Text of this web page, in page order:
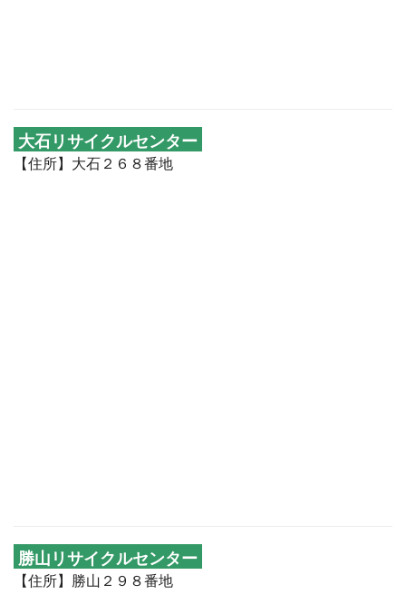
大石リサイクルセンター
【住所】大石２６８番地
勝山リサイクルセンター
【住所】勝山２９８番地